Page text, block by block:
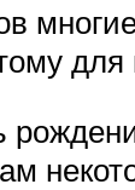
для